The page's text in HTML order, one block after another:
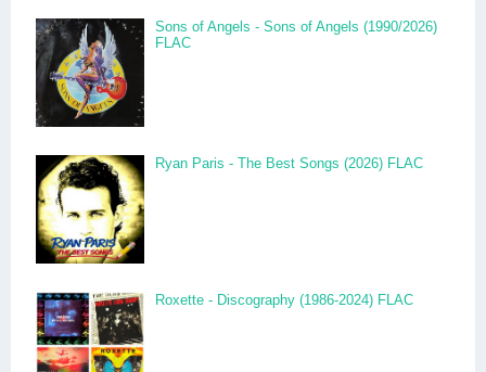
Sons of Angels - Sons of Angels (1990/2026)
FLAC
Ryan Paris - The Best Songs (2026) FLAC
Roxette - Discography (1986-2024) FLAC